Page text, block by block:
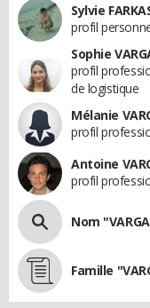
Sylvie
profil
Sophie
profil
de logistique
Mélanie
profil
Antoine
profil
Nom
Famille